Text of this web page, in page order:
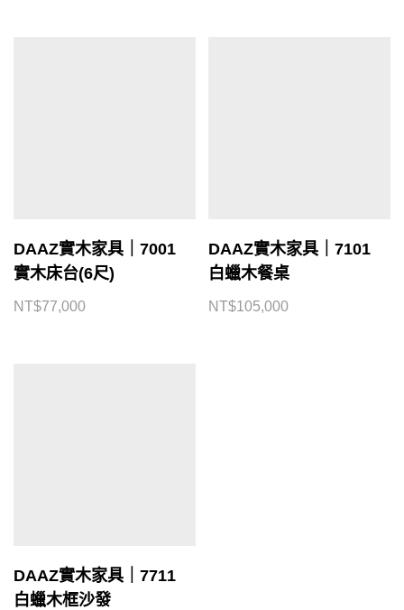
DAAZ實木家具｜7001
實木床台(6尺)
NT$77,000
DAAZ實木家具｜7101
白蠟木餐桌
NT$105,000
DAAZ實木家具｜7711
白蠟木框沙發